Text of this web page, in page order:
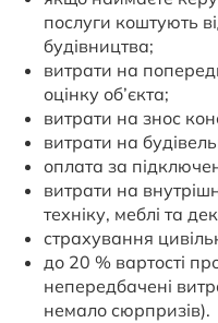
послуги коштують
будівництва;
витрати на
оцінку об’єкта;
витрати на знос
витрати на
оплата за
витрати на
техніку, меблі та
страхування
до 20 % вартості
непередбачені
немало сюрпризів).